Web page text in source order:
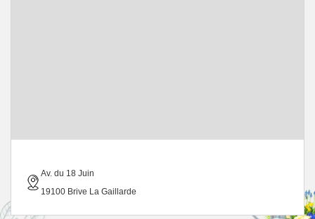
Av. du 18 Juin
19100 Brive La Gaillarde